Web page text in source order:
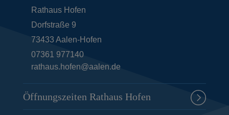
Rathaus Hofen
Dorfstraße 9
73433 Aalen-Hofen
07361 977140
rathaus.hofen@aalen.de
Öffnungszeiten Rathaus Hofen